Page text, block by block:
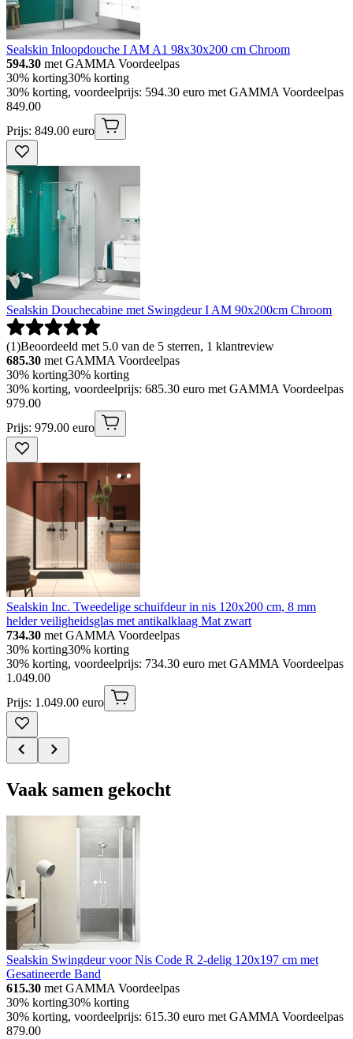
Sealskin Inloopdouche I AM A1 98x30x200 cm Chroom
594.30 met GAMMA Voordeelpas
30% korting30% korting
30% korting, voordeelprijs: 594.30 euro met GAMMA Voordeelpas
849.00
Prijs: 849.00 euro
Sealskin Douchecabine met Swingdeur I AM 90x200cm Chroom
(1)Beoordeeld met 5.0 van de 5 sterren, 1 klantreview
685.30 met GAMMA Voordeelpas
30% korting30% korting
30% korting, voordeelprijs: 685.30 euro met GAMMA Voordeelpas
979.00
Prijs: 979.00 euro
Sealskin Inc. Tweedelige schuifdeur in nis 120x200 cm, 8 mm
helder veiligheidsglas met antikalklaag Mat zwart
734.30 met GAMMA Voordeelpas
30% korting30% korting
30% korting, voordeelprijs: 734.30 euro met GAMMA Voordeelpas
1 .049.00
Prijs: 1.049.00 euro
Vaak samen gekocht
Sealskin Swingdeur voor Nis Code R 2-delig 120x197 cm met
Gesatineerde Band
615.30 met GAMMA Voordeelpas
30% korting30% korting
30% korting, voordeelprijs: 615.30 euro met GAMMA Voordeelpas
879.00